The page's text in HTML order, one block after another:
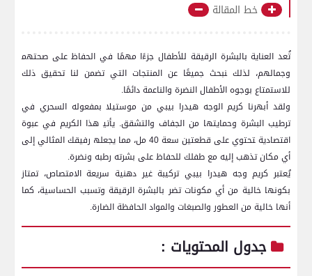
خط المقالة
تُعد ⁤العناية بالبشرة الرقيقة للأطفال جزءًا مهمًا في الحفاظ على صحتهم‍
وجمالهم، لذلك ‍نبحث ⁣جميعًا عن المنتجات ⁤التي ​تضمن لنا تحقيق ذلك
للاستمتاع بوجوه الأطفال النضرة والناعمة دائمًا.
ولقد أبهرنا كريم‌ الوجه هيدرا بيبي من موستيلا بمفعوله السحري في
ترطيب البشرة وحمايتها من الجفاف والتشقق. يأتي‍ هذا ‌الكريم في عبوة
‌اقتصادية ‍تحتوي ​على ⁤قطعتين سعة 40 مل، مما يجعله‍ رفيقك المثالي إلى
أي مكان​ تذهب إليه مع طفلك للحفاظ ⁤على بشرته رطبه ونضرة.
يُعتبر كريم وجه هيدرا بيبي تركيبة غير دهنية سريعة الامتصاص، ​تمتاز
بكونها خالية من أي مكونات تضر بالبشرة الرقيقة وتسبب الحساسية، كما
أنها خالية من العطور والصبغات والمواد الحافظة الضارة.
جدول المحتويات‌ :